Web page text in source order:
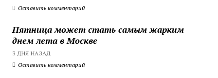
Оставить комментарий
Пятница может стать самым жарким
днем лета в Москве
3 ДНЯ НАЗАД
Оставить комментарий